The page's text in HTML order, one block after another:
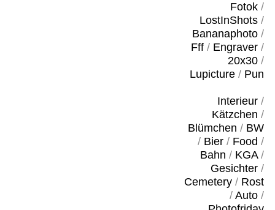
Fotok/
LostInShots/
Bananaphoto/
Fff/ Engraver/
20x30/
Lupicture/ Pun
Interieur/
Kätzchen /
Blümchen / BW
/ Bier/ Food /
Bahn / KGA/
Gesichter/
Cemetery/ Rost
/ Auto/